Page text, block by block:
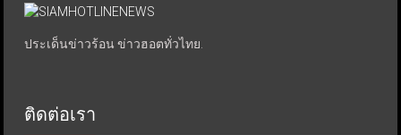
ประเด็นข่าวร้อน ข่าวฮอตทั่วไทย.
ติดต่อเรา